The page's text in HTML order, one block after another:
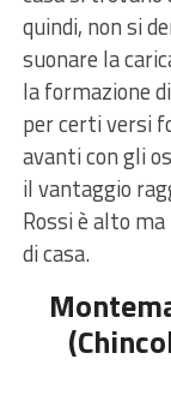
quindi, non si
suonare la
la formazione
per certi versi
avanti con gli
il vantaggio
Rossi è alto
di casa.